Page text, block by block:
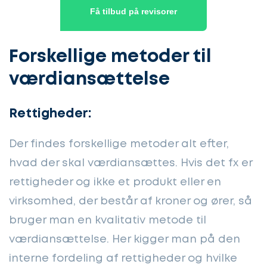
Få tilbud på revisorer
Forskellige metoder til
værdiansættelse
Rettigheder:
Der findes forskellige metoder alt efter,
hvad der skal værdiansættes. Hvis det fx er
rettigheder og ikke et produkt eller en
virksomhed, der består af kroner og ører, så
bruger man en kvalitativ metode til
værdiansættelse. Her kigger man på den
interne fordeling af rettigheder og hvilke